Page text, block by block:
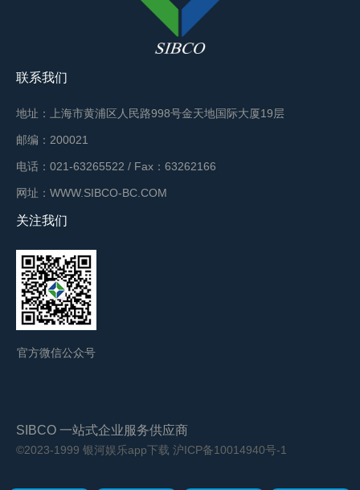
联系我们
地址：上海市黄浦区人民路998号金天地国际大厦19层
邮编：200021
电话：021-63265522 / Fax：63262166
网址：WWW.SIBCO-BC.COM
关注我们
官方微信公众号
SIBCO 一站式企业服务供应商
©2023-1999 银河娱乐app下载 沪ICP备10014940号-1